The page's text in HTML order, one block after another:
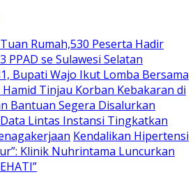
Rumah,530 Peserta Hadir
PPAD se Sulawesi Selatan
Bupati Wajo Ikut Lomba Bersama
Tinjau Korban Kebakaran di
Bantuan Segera Disalurkan
Lintas Instansi Tingkatkan
Kendalikan Hipertensi
Klinik Nuhrintama Luncurkan